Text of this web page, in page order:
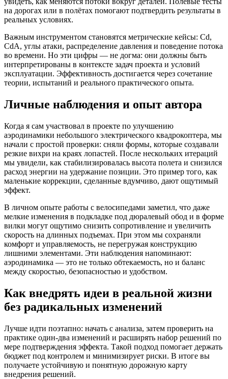
на дорогах или в полётах помогают подтвердить результаты в
реальных условиях.
Важным инструментом становятся метрические кейсы: Cd,
CdA, углы атаки, распределение давления и поведение потока
во времени. Но эти цифры — не догма: они должны быть
интерпретированы в контексте задач проекта и условий
эксплуатации. Эффективность достигается через сочетание
теории, испытаний и реального практического опыта.
Личные наблюдения и опыт автора
Когда я сам участвовал в проекте по улучшению
аэродинамики небольшого электрического квадрокоптера, мы
начали с простой проверки: сняли формы, которые создавали
резкие вихри на краях лопастей. После нескольких итераций
мы увидели, как стабилизировалась высота полета и снизился
расход энергии на удержание позиции. Это пример того, как
маленькие коррекции, сделанные вдумчиво, дают ощутимый
эффект.
В личном опыте работы с велосипедами заметил, что даже
мелкие изменения в подкладке под дюралевый обод и в форме
вилки могут ощутимо снизить сопротивление и увеличить
скорость на длинных подъемах. При этом мы сохраняли
комфорт и управляемость, не перегружая конструкцию
лишними элементами. Эти наблюдения напоминают:
аэродинамика — это не только обтекаемость, но и баланс
между скоростью, безопасностью и удобством.
Как внедрять идеи в реальной жизни
без радикальных изменений
Лучше идти поэтапно: начать с анализа, затем проверить на
практике один-два изменений и расширять набор решений по
мере подтверждения эффекта. Такой подход помогает держать
бюджет под контролем и минимизирует риски. В итоге вы
получаете устойчивую и понятную дорожную карту
внедрения решений.